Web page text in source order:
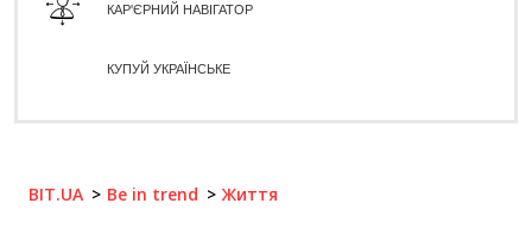
КАР'ЄРНИЙ НАВІГАТОР
КУПУЙ УКРАЇНСЬКЕ
BIT.UA Be in trend Життя